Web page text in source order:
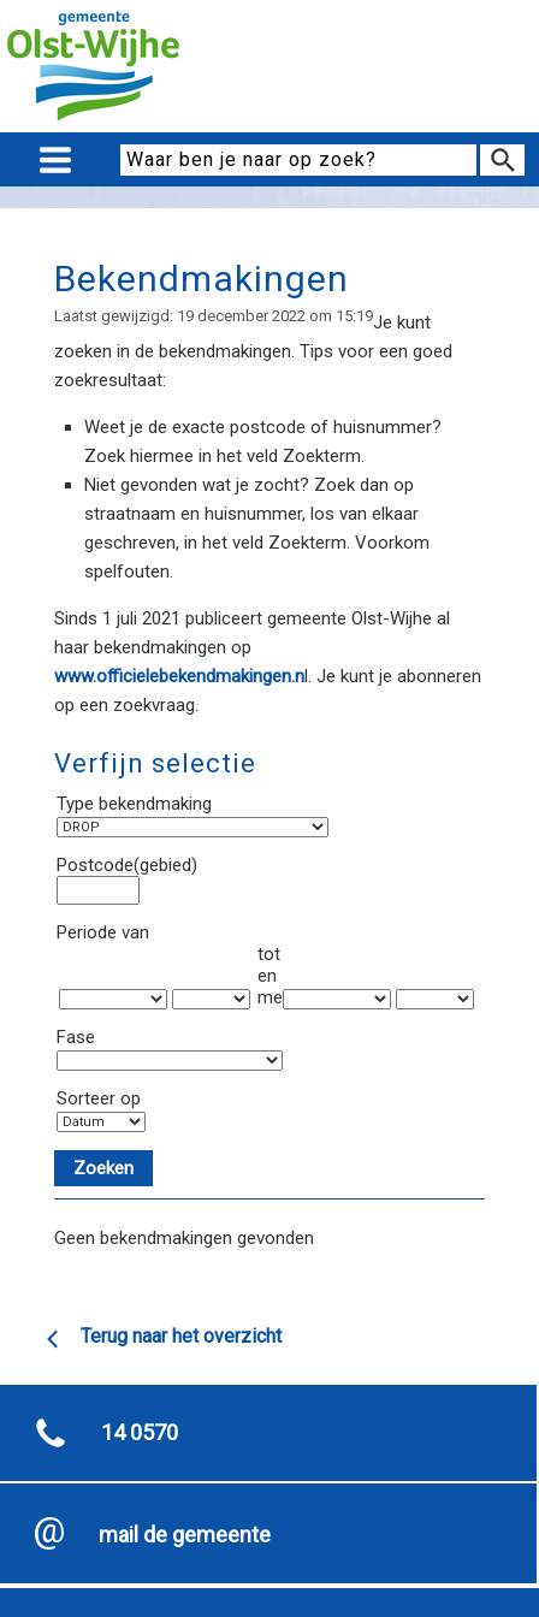
Bekendmakingen
Laatst gewijzigd: 19 december 2022 om 15:19Je kunt
zoeken in de bekendmakingen. Tips voor een goed
zoekresultaat:
Weet je de exacte postcode of huisnummer?
Zoek hiermee in het veld Zoekterm.
Niet gevonden wat je zocht? Zoek dan op
straatnaam en huisnummer, los van elkaar
geschreven, in het veld Zoekterm. Voorkom
spelfouten.
Sinds 1 juli 2021 publiceert gemeente Olst-Wijhe al
haar bekendmakingen op
www.officielebekendmakingen.nl. Je kunt je abonneren
op een zoekvraag.
Verfijn selectie
Type bekendmaking
Postcode(gebied)
Periode van
tot
en
met
Fase
Sorteer op
Geen bekendmakingen gevonden
Terug naar het overzicht
14 0570
mail de gemeente